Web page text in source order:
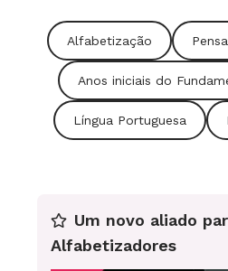
Alfabetização
Anos iniciais do
Língua Portuguesa
Um novo aliado
Alfabetizadores